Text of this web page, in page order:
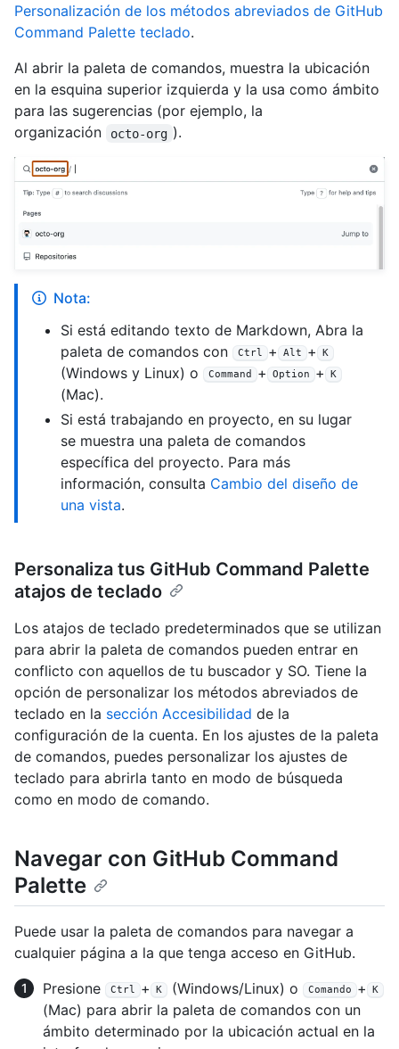
Personalización de los métodos abreviados de GitHub
Command Palette teclado.
Al abrir la paleta de comandos, muestra la ubicación
en la esquina superior izquierda y la usa como ámbito
para las sugerencias (por ejemplo, la
organización
octo-org ).
Nota:
Si está editando texto de Markdown, Abra la
paleta de comandos con
Ctrl + Alt + K
(Windows y Linux) o Command + Option + K
(Mac).
Si está trabajando en proyecto, en su lugar
se muestra una paleta de comandos
específica del proyecto. Para más
información, consulta Cambio del diseño de
una vista.
Personaliza tus GitHub Command Palette
atajos de teclado
Los atajos de teclado predeterminados que se utilizan
para abrir la paleta de comandos pueden entrar en
conflicto con aquellos de tu buscador y SO. Tiene la
opción de personalizar los métodos abreviados de
teclado en la sección Accesibilidad de la
configuración de la cuenta. En los ajustes de la paleta
de comandos, puedes personalizar los ajustes de
teclado para abrirla tanto en modo de búsqueda
como en modo de comando.
Navegar con GitHub Command
Palette
Puede usar la paleta de comandos para navegar a
cualquier página a la que tenga acceso en GitHub.
Presione
Ctrl + K (Windows/Linux) o Comando + K
(Mac) para abrir la paleta de comandos con un
ámbito determinado por la ubicación actual en la